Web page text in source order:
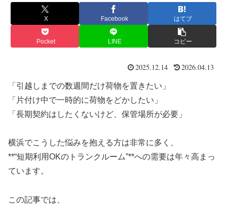
X Facebook はてブ
Pocket LINE コピー
2025.12.14 2026.04.13
「引越しまでの数週間だけ荷物を置きたい」
「片付け中で一時的に荷物をどかしたい」
「長期契約はしたくないけど、保管場所が必要」
横浜でこうした悩みを抱える方は非常に多く、
**“短期利用OKのトランクルーム”**への需要は年々高まっ
ています。
この記事では、